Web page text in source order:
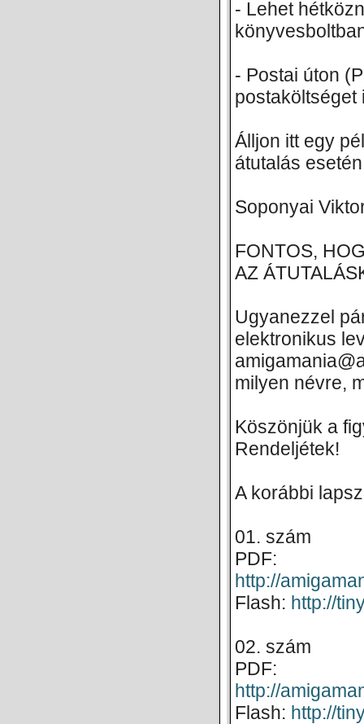
- Lehet
- Postai úton
postaköltséget
Álljon itt egy
átutalás
Soponyai
FONTOS,
AZ
Ugyanezzel
elektronikus
milyen névre,
Köszönjük a
Rendeljétek!
A korábbi
01. szám
PDF:
http://
Flash: http://
02. szám
PDF:
http://
Flash: http://